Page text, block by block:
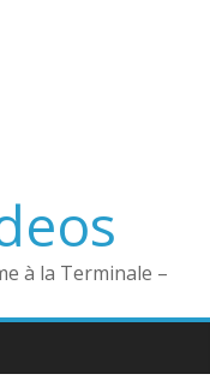
à la Terminale –